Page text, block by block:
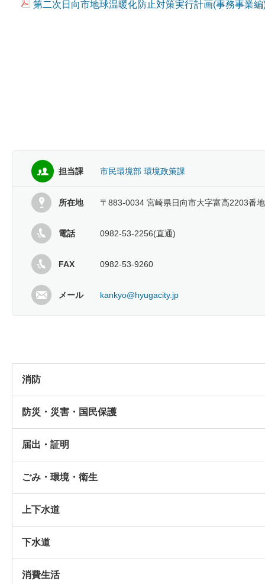
第二次日向市地球温暖化防止対策実行計画(事務事業
担当課 市民環境部 環境政策課
所在地 〒883-0034 宮崎県日向市大字富高2203番
電話 0982-53-2256(直通)
FAX 0982-53-9260
メール kankyo@hyugacity.jp
消防
防災・災害・国民保護
届出・証明
ごみ・環境・衛生
上下水道
下水道
消費生活